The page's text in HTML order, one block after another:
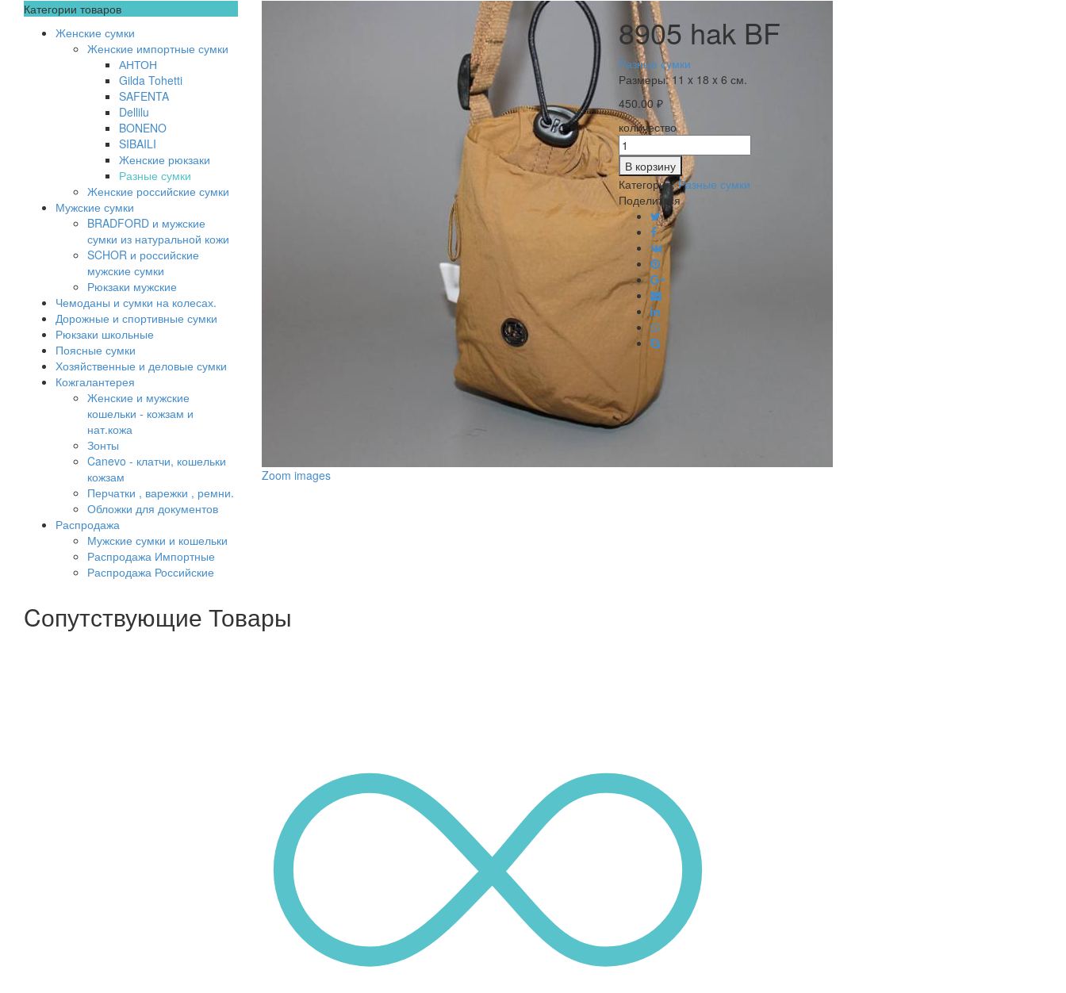
Zoom images
8905 hak BF
Разные сумки
Размеры: 11 x 18 x 6 см.
450.00 ₽
количество
В корзину
Категория:Разные сумки
Поделиться
Категории товаров
Женские сумки
Женские импортные сумки
АНТОН
Gilda Tohetti
SAFENTA
Dellilu
BONENO
SIBAILI
Женские рюкзаки
Разные сумки
Женские российские сумки
Мужские сумки
BRADFORD и мужские
сумки из натуральной кожи
SCHOR и российские
мужские сумки
Рюкзаки мужские
Чемоданы и сумки на колесах.
Дорожные и спортивные сумки
Рюкзаки школьные
Поясные сумки
Хозяйственные и деловые сумки
Кожгалантерея
Женские и мужские
кошельки - кожзам и
нат.кожа
Зонты
Canevo - клатчи, кошельки
кожзам
Перчатки , варежки , ремни.
Обложки для документов
Распродажа
Мужские сумки и кошельки
Распродажа Импортные
Распродажа Российские
Cопутствующие Товары